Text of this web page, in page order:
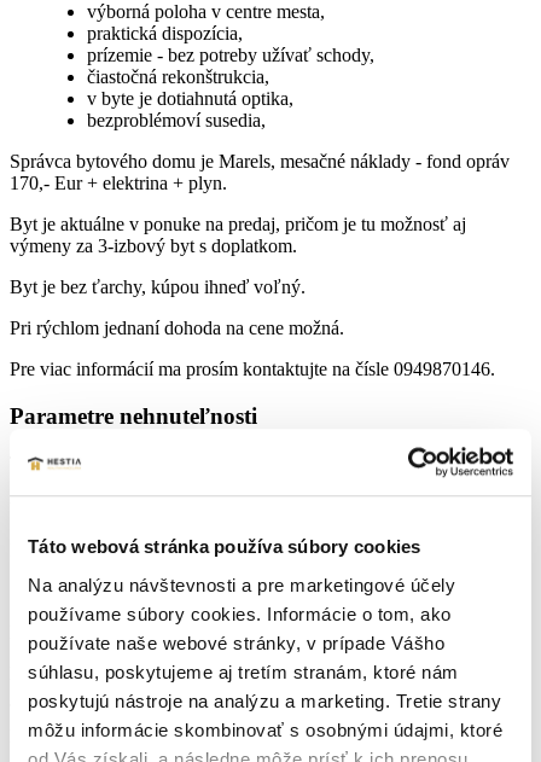
Táto webová stránka používa súbory cookies
Na analýzu návštevnosti a pre marketingové účely
používame súbory cookies. Informácie o tom, ako
používate naše webové stránky, v prípade Vášho
súhlasu, poskytujeme aj tretím stranám, ktoré nám
poskytujú nástroje na analýzu a marketing. Tretie strany
môžu informácie skombinovať s osobnými údajmi, ktoré
výborná poloha v centre mesta,
praktická dispozícia,
prízemie - bez potreby užívať schody,
čiastočná rekonštrukcia,
v byte je dotiahnutá optika,
bezproblémoví susedia,
Správca bytového domu je Marels, mesačné náklady - fond opráv
170,- Eur + elektrina + plyn.
Byt je aktuálne v ponuke na predaj, pričom je tu možnosť aj
výmeny za 3-izbový byt s doplatkom.
Byt je bez ťarchy, kúpou ihneď voľný.
Pri rýchlom jednaní dohoda na cene možná.
Pre viac informácií ma prosím kontaktujte na čísle 0949870146.
Parametre nehnuteľnosti
Typ:Predaj
2
Druh:2 izbový byt
Stav:čiastočná rekonštrukcia
Počet izieb:
Rok výstavby:1
Lokalita: Senica